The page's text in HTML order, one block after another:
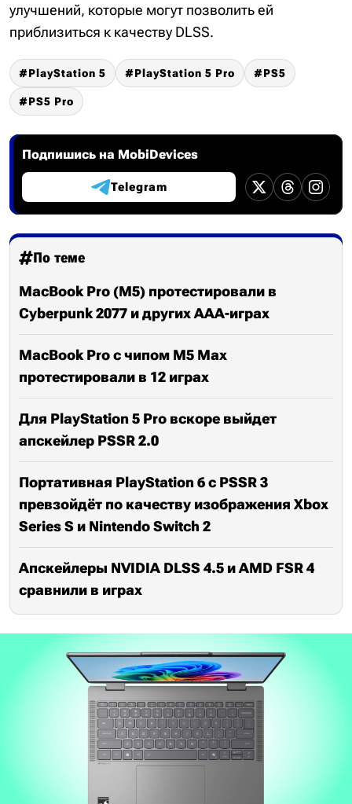
улучшений, которые могут позволить ей
приблизиться к качеству DLSS.
PlayStation 5 PlayStation 5 Pro PS5
PS5 Pro
Подпишись на MobiDevices
Telegram
По теме
MacBook Pro (M5) протестировали в
Cyberpunk 2077 и других ААА-играх
MacBook Pro с чипом M5 Max
протестировали в 12 играх
Для PlayStation 5 Pro вскоре выйдет
апскейлер PSSR 2.0
Портативная PlayStation 6 с PSSR 3
превзойдёт по качеству изображения Xbox
Series S и Nintendo Switch 2
Апскейлеры NVIDIA DLSS 4.5 и AMD FSR 4
сравнили в играх